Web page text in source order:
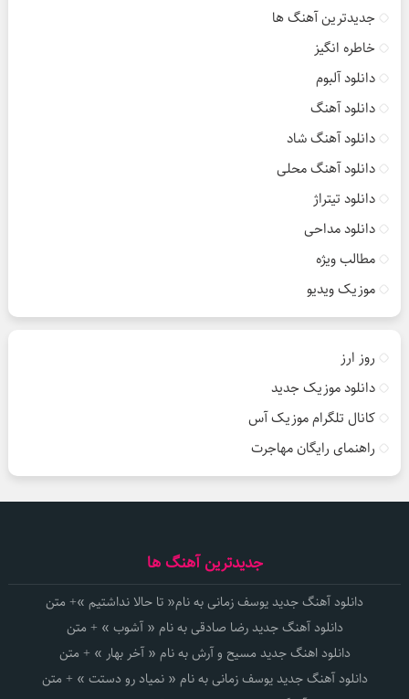
جدیدترین آهنگ ها
خاطره انگیز
دانلود آلبوم
دانلود آهنگ
دانلود آهنگ شاد
دانلود آهنگ محلی
دانلود تیتراژ
دانلود مداحی
مطالب ویژه
موزیک ویدیو
روز ارز
دانلود موزیک جدید
کانال تلگرام موزیک آس
راهنمای رایگان مهاجرت
جدیدترین آهنگ ها
دانلود آهنگ جدید یوسف زمانی به نام« تا حالا نداشتیم »+ متن
دانلود آهنگ جدید رضا صادقی به نام « آشوب » + متن
دانلود اهنگ جدید مسیح و آرش به نام « آخر بهار » + متن
دانلود آهنگ جدید یوسف زمانی به نام « نمیاد رو دستت » + متن